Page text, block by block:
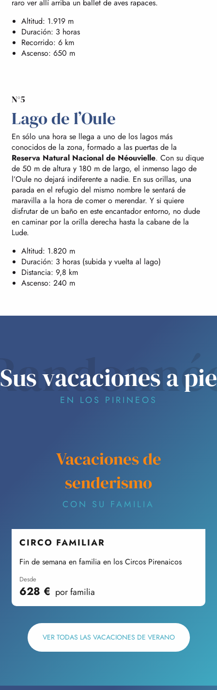
raro ver allí arriba un ballet de aves rapaces.
Altitud: 1.919 m
Duración: 3 horas
Recorrido: 6 km
Ascenso: 650 m
N°5
Lago de l’Oule
En sólo una hora se llega a uno de los lagos más
conocidos de la zona, formado a las puertas de la
Reserva Natural Nacional de Néouvielle. Con su dique
de 50 m de altura y 180 m de largo, el inmenso lago de
l’Oule no dejará indiferente a nadie. En sus orillas, una
parada en el refugio del mismo nombre le sentará de
maravilla a la hora de comer o merendar. Y si quiere
disfrutar de un baño en este encantador entorno, no dude
en caminar por la orilla derecha hasta la cabane de la
Lude.
Altitud: 1.820 m
Duración: 3 horas (subida y vuelta al lago)
Distancia: 9,8 km
Ascenso: 240 m
Sus vacaciones a pie
EN LOS PIRINEOS
Vacaciones de
senderismo
CON SU FAMILIA
CIRCO FAMILIAR
Fin de semana en familia en los Circos Pirenaicos
desde
628 € por familia
VER TODAS LAS VACACIONES DE VERANO